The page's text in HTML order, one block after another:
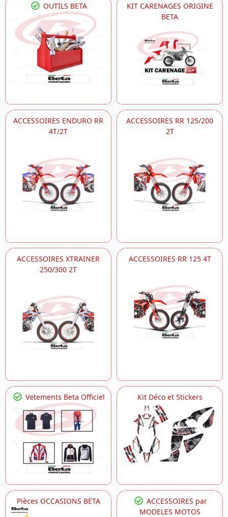
OUTILS BETA
KIT CARENAGES ORIGINE
BETA
ACCESSOIRES ENDURO RR
4T/2T
ACCESSOIRES RR 125/200
2T
ACCESSOIRES XTRAINER
250/300 2T
ACCESSOIRES RR 125 4T
Vetements Beta Officiel Kit Déco et Stickers
Pièces OCCASIONS BETA
ACCESSOIRES par
MODELES MOTOS